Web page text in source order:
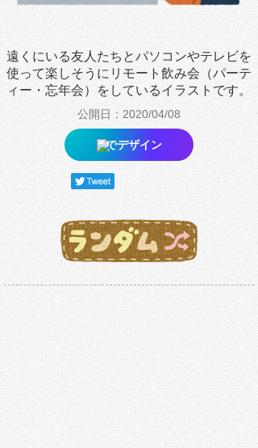
遠くにいる友人たちとパソコンやテレビを
使って楽しそうにリモート飲み会（パーテ
ィー・忘年会）をしているイラストです。
公開日：2020/04/08
でデザイン